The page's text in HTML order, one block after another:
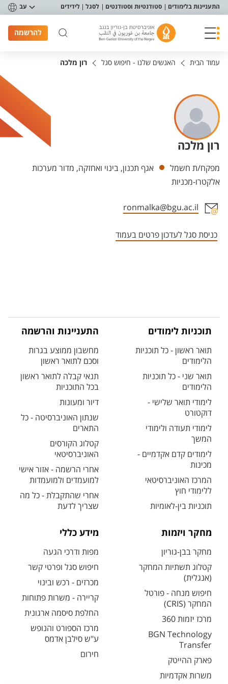
תפריט נגישות
התעניינות בלימודים סטודנטיות וסטודנטים לסגל לידידים עב
להרשמה
עמוד הבית האנשים שלנו - חיפוש סגל רון מלכה
רון מלכה
יחידות
מפקח/ת חשמל
אגף תכנון, בינוי ואחזקה, מדור מערכות
אלקטרו-מכניות
ronmalka@bgu.ac.il
כניסת סגל לעדכון פרטים בעמוד
תוכניות לימודים
תואר ראשון - כל תוכניות
הלימודים
תואר שני - כל תוכניות
הלימודים
לימודי תואר שלישי -
דוקטורט
לימודי תעודה ולימודי
המשך
לימודים קדם אקדמיים -
מכינות
המרכז האוניברסיטאי
ללימודי חוץ
תוכניות בין-לאומיות
התעניינות והרשמה
מחשבון ממוצע בגרות
וסכם לתואר ראשון
תנאי קבלה לתואר ראשון
בכל התוכניות
דיור ומעונות
שנתון האוניברסיטה - כל
התארים
קטלוג הקורסים
האוניברסיטאי
אחרי הרשמה - אזור אישי
למועמדים ולמועמדות
אחרי שהתקבלת - כל מה
שצריך לדעת
מחקר ויזמות
מחקר בבן-גוריון
קטלוג תשתיות המחקר
(אנגלית)
חיפוש מנחה - פורטל
המחקר (CRIS)
מרכז יזמות 360
BGN Technology
Transfer
פארק ההייטק
משרות אקדמיות
מידע כללי
מפות ודרכי הגעה
חיפוש סגל ופרטי קשר
מכרזים - רכש ובינוי
קריירה - משרות פתוחות
החלפת סיסמה ארגונית
מרכז הספורט והנופש
ע"ש סילבן אדמס
חירום